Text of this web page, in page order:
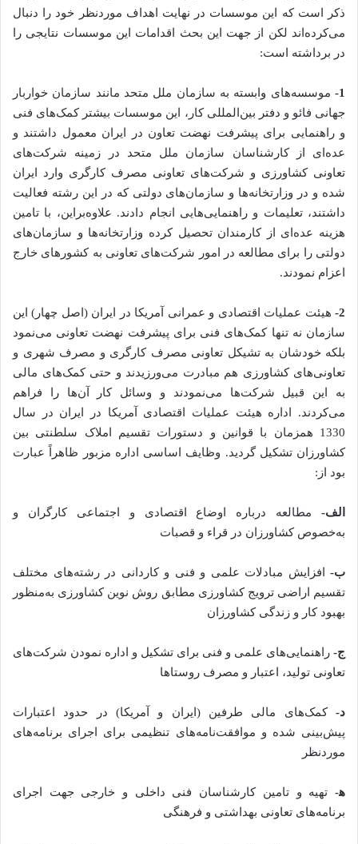
ذکر است که این موسسات در نهایت اهداف موردنظر خود را دنبال
می‌کرده‌اند لکن از جهت این بحث اقدامات این موسسات نتایجی را
در برداشته است:
1-
موسسه‌های وابسته به سازمان ملل متحد مانند سازمان خواربار
جهانی فائو و دفتر بین‌المللی کار، این موسسات بیشتر کمک‌های فنی
و راهنمایی برای پیشرفت نهضت تعاون در ایران معمول داشتند و
عده‌ای از کارشناسان سازمان ملل متحد در زمینه شرکت‌های
تعاونی کشاورزی و شرکت‌های تعاونی مصرف کارگری وارد ایران
شده و در وزارتخانه‌ها و سازمان‌های دولتی که در این رشته فعالیت
داشتند، تعلیمات و راهنمایی‌هایی انجام دادند. علاوه‌براین، با تامین
هزینه عده‌ای از کارمندان تحصیل کرده وزارتخانه‌ها و سازمان‌های
دولتی را برای مطالعه در امور شرکت‌های تعاونی به کشورهای خارج
اعزام نمودند.
2-
هیئت عملیات اقتصادی و عمرانی آمریکا در ایران (اصل چهار) این
سازمان نه تنها کمک‌های فنی برای پیشرفت نهضت تعاونی می‌نمود
بلکه خودشان به تشیکل تعاونی مصرف کارگری و مصرف شهری و
تعاونی‌های کشاورزی هم مبادرت می‌ورزیدند و حتی کمک‌های مالی
به این قبیل شرکت‌ها می‌نمودند و وسائل کار آن‌ها را فراهم
می‌کردند. اداره هیئت عملیات اقتصادی آمریکا در ایران در سال
1330 همزمان با قوانین و دستورات تقسیم املاک سلطنتی بین
کشاورزان تشکیل گردید. وظایف اساسی اداره مزبور ظاهراً عبارت
بود از:
الف- مطالعه درباره اوضاع اقتصادی و اجتماعی کارگران و
به‌خصوص کشاورزان در قراء و قصبات
ب- افزایش مبادلات علمی و فنی و کاردانی در رشته‌های مختلف
تقسیم اراضی ترویج کشاورزی مطابق روش نوین کشاورزی به‌منظور
بهبود کار و زندگی کشاورزان
ج- راهنمایی‌های علمی و فنی برای تشکیل و اداره نمودن شرکت‌های
تعاونی تولید، اعتبار و مصرف روستاها
د-کمک‌های مالی طرفین (ایران و آمریکا) در حدود اعتبارات
پیش‌بینی شده و موافقت‌نامه‌های تنظیمی برای اجرای برنامه‌های
موردنظر
ه‍- تهیه و تامین کارشناسان فنی داخلی و خارجی جهت اجرای
برنامه‌های تعاونی بهداشتی و فرهنگی